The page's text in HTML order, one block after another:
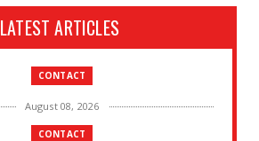
LATEST ARTICLES
CONTACT
August 08, 2026
CONTACT